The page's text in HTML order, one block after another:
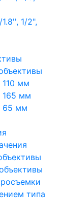
1/2",
110 мм
165 мм
65 мм
типа